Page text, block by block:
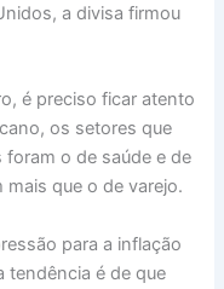
a divisa firmou
é preciso ficar atento
os setores que
o de saúde e de
que o de varejo.
para a inflação
tendência é de que